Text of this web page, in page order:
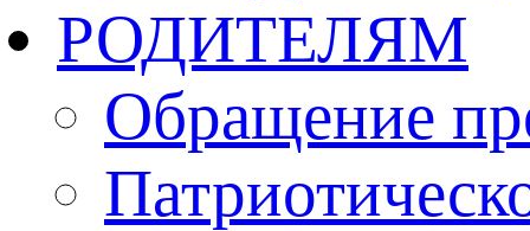
РОДИТЕЛЯМ
Обращение